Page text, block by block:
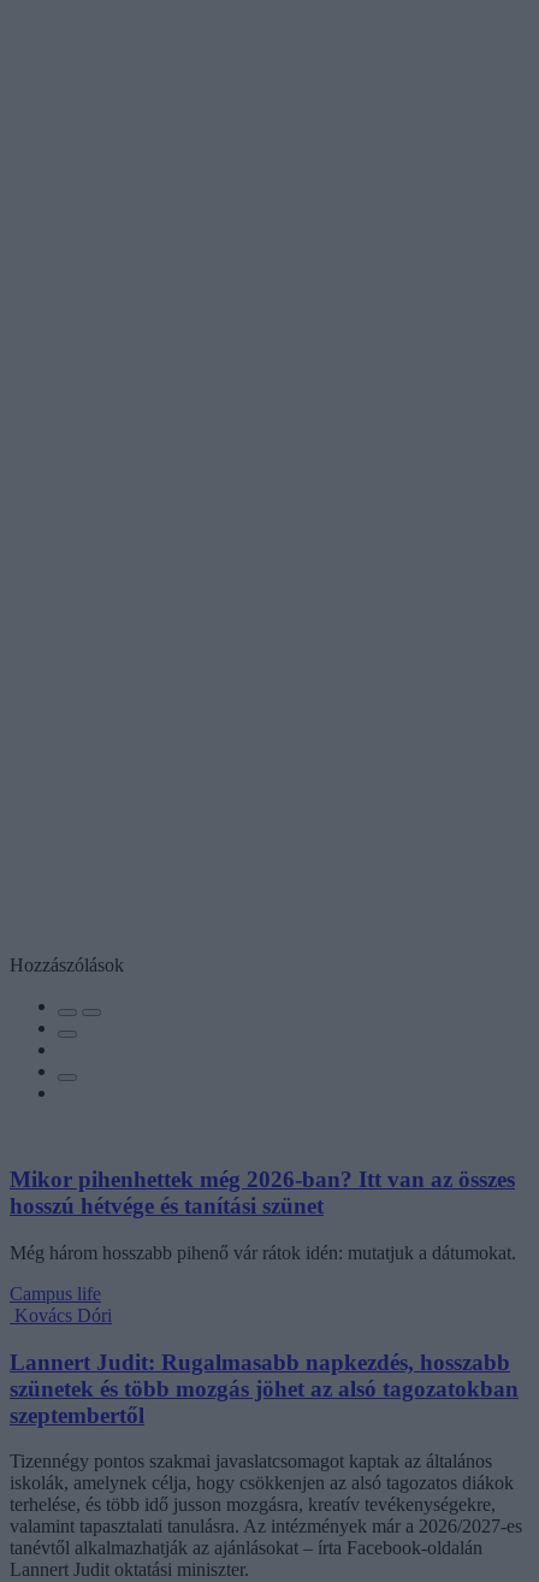
Hozzászólások
Mikor pihenhettek még 2026-ban? Itt van az összes
hosszú hétvége és tanítási szünet
Még három hosszabb pihenő vár rátok idén: mutatjuk a dátumokat.
Campus life
Kovács Dóri
Lannert Judit: Rugalmasabb napkezdés, hosszabb
szünetek és több mozgás jöhet az alsó tagozatokban
szeptembertől
Tizennégy pontos szakmai javaslatcsomagot kaptak az általános
iskolák, amelynek célja, hogy csökkenjen az alsó tagozatos diákok
terhelése, és több idő jusson mozgásra, kreatív tevékenységekre,
valamint tapasztalati tanulásra. Az intézmények már a 2026/2027-es
tanévtől alkalmazhatják az ajánlásokat – írta Facebook-oldalán
Lannert Judit oktatási miniszter.